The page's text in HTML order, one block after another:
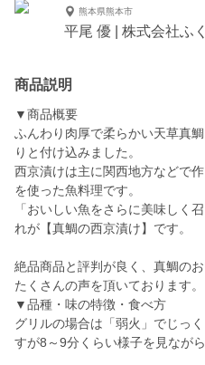
熊本県熊本市
平尾 優 | 株式会社ふ
商品説明
▼商品概要
ふんわり肉厚で柔らかい天草真
りと付け込みました。
西京漬けは主に関西地方などで
を使った魚料理です。
「おいしい魚をさらに美味しく
れが【真鯛の西京漬け】です。
絶品商品と評判が良く、真鯛の
たくさんの声を頂いております。
▼品種・味の特徴・食べ方
グリルの場合は「弱火」でじっ
すが8～9分くらい様子を見ながら